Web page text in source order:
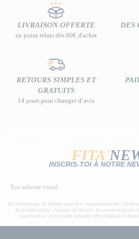
LIVRAISON OFFERTE
en point relais dès 60€ d'achat
DES
RETOURS SIMPLES ET
GRATUITS
14 jours pour changer d’avis
FITA'
INSCRIS-TOI À NOTRE
En m'inscrivant, je déclare avoir pris connaissance des
de confidentialité. J'accepte de recevoir les communications
(ouvertures et clics) soient mesurées afin d'évaluer et